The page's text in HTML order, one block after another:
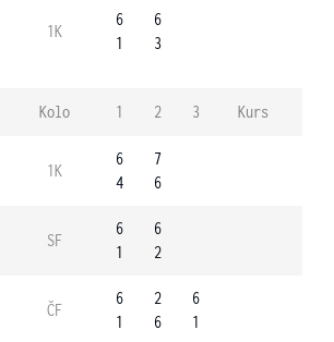
1K
6
1
6
3
Kolo 1 2 3 Kurs
1K
6
4
7
6
SF
6
1
6
2
ČF
6
1
2
6
6
1